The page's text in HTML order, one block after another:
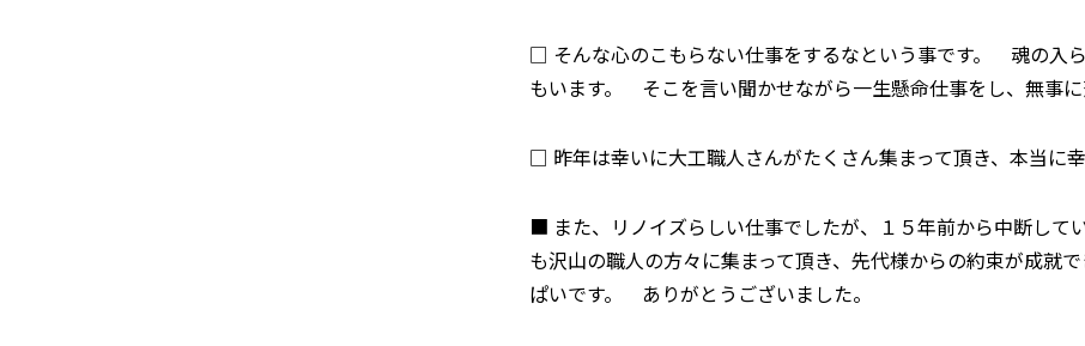
□ そんな心のこもらない仕事をするなという事です。 魂の入
もいます。 そこを言い聞かせながら一生懸命仕事をし、無事に
□ 昨年は幸いに大工職人さんがたくさん集まって頂き、本当に
■ また、リノイズらしい仕事でしたが、１５年前から中断して
も沢山の職人の方々に集まって頂き、先代様からの約束が成就
ぱいです。 ありがとうございました。